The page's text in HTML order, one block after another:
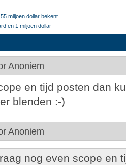
miljoen dollar bekent
en 1 miljoen dollar
Anoniem
en tijd posten dan
blenden :-)
Anoniem
nog even scope en